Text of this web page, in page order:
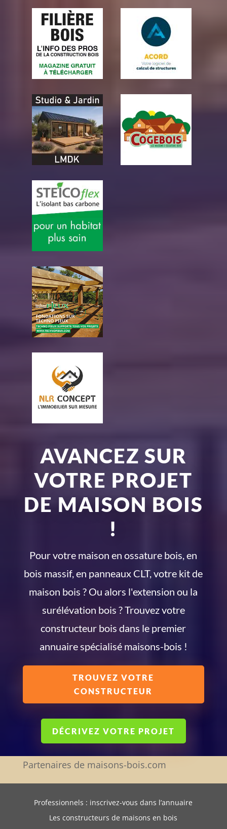
AVANCEZ SUR
VOTRE PROJET
DE MAISON BOIS
!
Pour votre maison en ossature bois, en
bois massif, en panneaux CLT, votre kit de
maison bois ? Ou alors l'extension ou la
surélévation bois ? Trouvez votre
constructeur bois dans le premier
annuaire spécialisé maisons-bois !
TROUVEZ VOTRE
CONSTRUCTEUR
DÉCRIVEZ VOTRE PROJET
Partenaires de maisons-bois.com
Professionnels : inscrivez-vous dans l’annuaire
Les constructeurs de maisons en bois